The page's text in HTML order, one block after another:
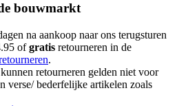
bouwmarkt
na aankoop naar ons terugsturen
ofgratis retourneren in de
.
retourneren gelden niet voor
verse/ bederfelijke artikelen zoals